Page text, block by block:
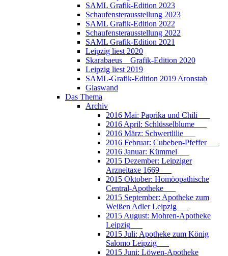
SAML Grafik-Edition 2023
Schaufensterausstellung 2023
SAML Grafik-Edition 2022
Schaufensterausstellung 2022
SAML Grafik-Edition 2021
Leipzig liest 2020
Skarabaeus _ Grafik-Edition 2020
Leipzig liest 2019
SAML-Grafik-Edition 2019 Aronstab
Glaswand
Das Thema
Archiv
2016 Mai: Paprika und Chili___
2016 April: Schlüsselblume___
2016 März: Schwertlilie___
2016 Februar: Cubeben-Pfeffer___
2016 Januar: Kümmel___
2015 Dezember: Leipziger
Arzneitaxe 1669___
2015 Oktober: Homöopathische
Central-Apotheke___
2015 September: Apotheke zum
Weißen Adler Leipzig___
2015 August: Mohren-Apotheke
Leipzig___
2015 Juli: Apotheke zum König
Salomo Leipzig___
2015 Juni: Löwen-Apotheke